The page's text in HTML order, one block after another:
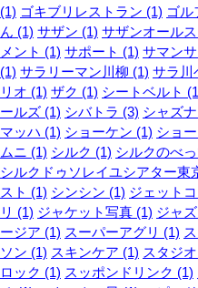
(1) ゴキブリレストラン (1) ゴル
ん (1) サザン (1) サザンオール
メント (1) サポート (1) サマン
(1) サラリーマン川柳 (1) サラ川
リオ (1) ザク (1) シートベルト
ールズ (1) シバトラ (3) シャズ
マッハ (1) ショーケン (1) ショ
ムニ (1) シルク (1) シルクのべ
シルクドゥソレイユシアター東
スト (1) シンシン (1) ジェット
リ (1) ジャケット写真 (1) ジャ
ージア (1) スーパーアグリ (1)
ソン (1) スキンケア (1) スタジ
ロック (1) スッポンドリンク (1)